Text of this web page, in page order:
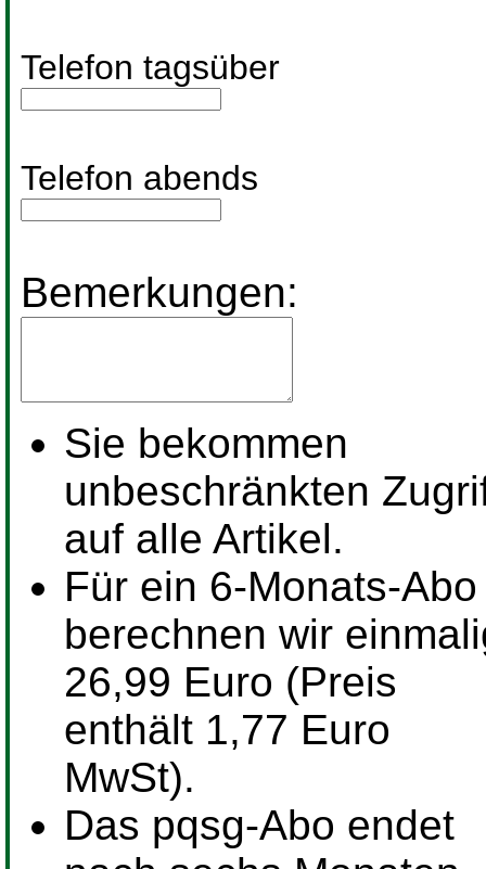
Telefon tagsüber
Telefon abends
Bemerkungen:
Sie bekommen
unbeschränkten
auf alle Artikel.
Für ein 6-Monats-Abo
berechnen wir
26,99 Euro (Preis
enthält 1,77 Euro
MwSt).
Das pqsg-Abo endet